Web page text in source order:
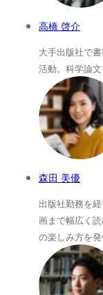
高橋 啓介
大手出版社で
活動。科学論
森田 美優
出版社勤務を
画まで幅広く
の楽しみ方を発